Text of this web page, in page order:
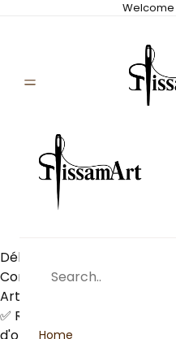
Home
Délai de retour : 14 jours
Conditions de retour :
Articles éligibles :
✅ Reproductions non